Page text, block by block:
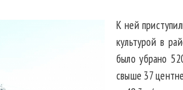
К ней
культурой в
было убрано
свыше 37